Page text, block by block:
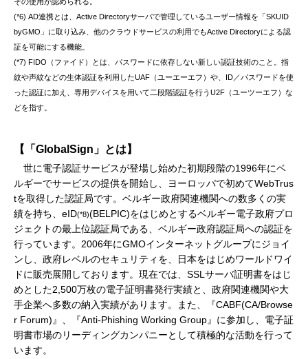
(*6) AD連携とは、Active Directoryサーバで管理しているユーザー情報を「SKUID
byGMO」に取り込み、他のクラウドサービスの利用でもActive Directoryによる認
証を可能にする機能。
(*7) FIDO（ファイド）とは、パスワードに依存しない新しい認証技術のこと。指
紋や声紋などの生体認証を利用したUAF（ユーエーエフ）や、ID／パスワードを使
った認証に加え、専用デバイスを用いて二段階認証を行うU2F（ユーツーエフ）な
どを指す。
【「GlobalSign」とは】
世に電子認証サービスが登場し始めた初期段階の1996年にベ
ルギーでサービスの提供を開始し、ヨーロッパで初めてWebTrus
tを取得した認証局です。ベルギー政府関連機関への数多くの実
績を持ち、eID(*8)(BELPIC)をはじめとするベルギー電子政府プロ
ジェクトの最上位認証局である、ベルギー政府認証局への認証を
行っています。2006年にGMOインターネットグループにジョイ
ンし、政府レベルのセキュリティを、日本をはじめワールドワイ
ドに販売展開しております。現在では、SSLサーバ証明書をはじ
めとした2,500万枚の電子証明書発行実績と、政府関連機関や大
手企業へ多数の納入実績があります。また、『CABF(CA/Browse
r Forum)』、『Anti-Phishing Working Group』に参加し、電子証
明書市場のリーディングカンパニーとして積極的な活動を行って
います。